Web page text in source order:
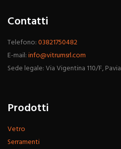
Contatti
Telefono:03821750482
E-mail:info@vitrumsrl.com
Sede legale: Via Vigentina 110/F, Pavia
Prodotti
Vetro
Serramenti